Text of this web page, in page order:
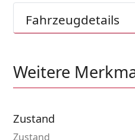
Fahrzeugdetails
Weitere
Zustand
Zustand